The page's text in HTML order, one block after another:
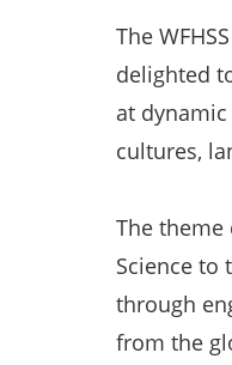
The
delighted
at
cultures,
The theme
Science to
through
from the